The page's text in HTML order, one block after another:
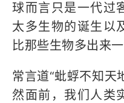
球而言只是一代过
太多生物的诞生以
比那些生物多出来一
常言道“蚍蜉不知天
然面前，我们人类